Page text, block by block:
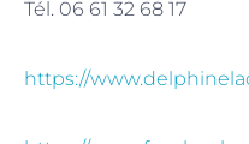
Tél. 06 61 32 68 17
https://